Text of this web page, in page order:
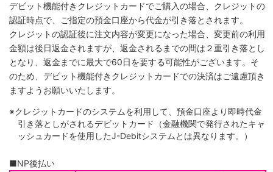
デビット機能付きクレジットカードでご購入の場合、クレジットの
認証時点で、ご指定の預金口座から代金が引き落とされます。
クレジットの認証後に注文内容が変更になった場合、変更前の利用
金額は後日返金されますが、返金されるまでの間は２重引き落とし
となり、返金までに最大で60日を要する可能性がございます。そ
のため、デビット機能付きクレジットカードでの決済はご遠慮頂き
ますようお願いいたします。
※クレジットカードのシステムを利用して、預金口座より即時代金
引き落としがされるデビットカード（金融機関で発行されたキャ
ッシュカードを使用したJ-Debitシステムとは異なります。）
■NP後払い